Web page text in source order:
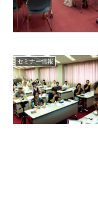
セミナー情報